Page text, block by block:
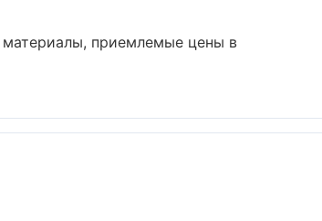
приемлемые цены в